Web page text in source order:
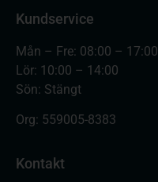
Kundservice
Mån – Fre: 08:00 – 17:00
Lör: 10:00 – 14:00
Sön: Stängt
Org: 559005-8383
Kontakt